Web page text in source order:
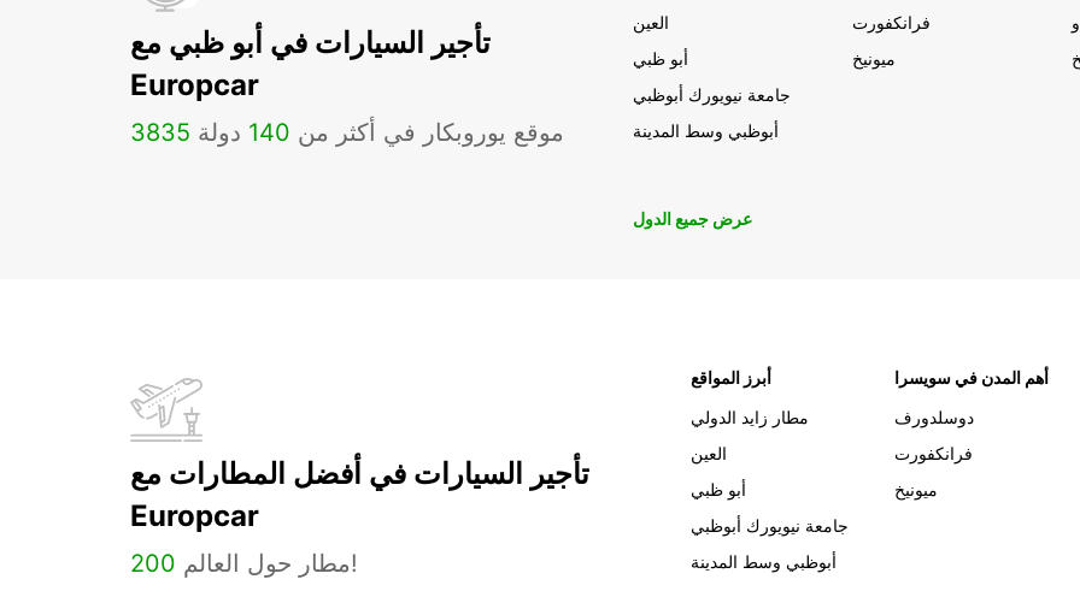
تأجير السيارات في أبو ظبي مع
Europcar
3835 موقع يوروبكار في أكثر من 140 دولة
العين
أبو ظبي
جامعة نيويورك أبوظبي
أبوظبي وسط المدينة
فرانكفورت
ميونيخ
عرض جميع الدول
تأجير السيارات في أفضل المطارات مع
Europcar
200 مطار حول العالم!
أبرز المواقع
مطار زايد الدولي
العين
أبو ظبي
جامعة نيويورك أبوظبي
أبوظبي وسط المدينة
أهم المدن في سويسرا
دوسلدورف
فرانكفورت
ميونيخ